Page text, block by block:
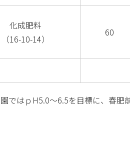
化成肥料
（16-10-14）
60
ではｐH5.0～6.5を目標に、春肥